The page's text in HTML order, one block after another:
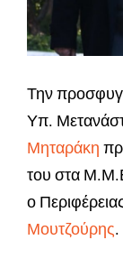
Την
Υπ.
Μηταράκη
του στα
ο
Μουτζούρης.